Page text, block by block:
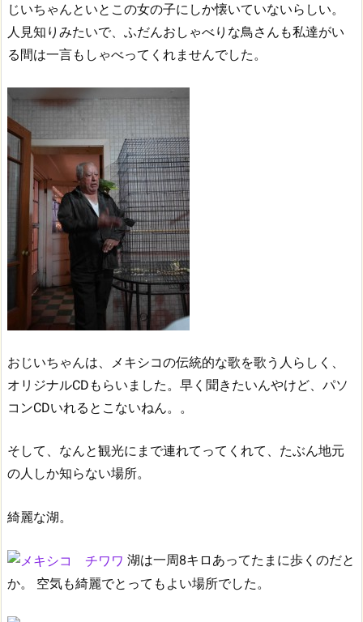
じいちゃんといとこの女の子にしか懐いていないらしい。
人見知りみたいで、ふだんおしゃべりな鳥さんも私達がい
る間は一言もしゃべってくれませんでした。
おじいちゃんは、メキシコの伝統的な歌を歌う人らしく、
オリジナルCDもらいました。早く聞きたいんやけど、パソ
コンCDいれるとこないねん。。
そして、なんと観光にまで連れてってくれて、たぶん地元
の人しか知らない場所。
綺麗な湖。
湖は一周8キロあってたまに歩くのだと
か。
空気も綺麗でとってもよい場所でした。